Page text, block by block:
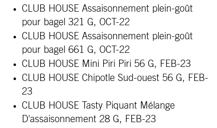
CLUB HOUSE Assaisonnement plein-goût
pour bagel 321 G, OCT-22
CLUB HOUSE Assaisonnement plein-goût
pour bagel 661 G, OCT-22
CLUB HOUSE Mini Piri Piri 56 G, FEB-23
CLUB HOUSE Chipotle Sud-ouest 56 G, FEB-
23
CLUB HOUSE Tasty Piquant Mélange
D'assaisonnement 28 G, FEB-23